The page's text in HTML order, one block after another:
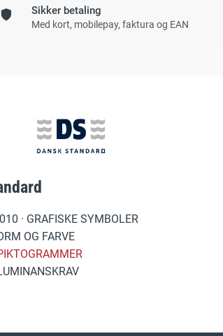
Sikker betaling
Med kort, mobilepay, faktura og EAN
· GRAFISKE SYMBOLER
OG FARVE